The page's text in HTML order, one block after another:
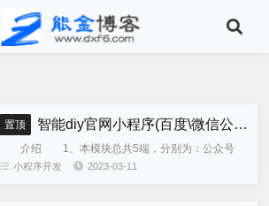
置顶 智能diy官网小程序(百度\微信公众号\微信小程序\支付宝\抖音小程序)独立版
介绍 1、本模块总共5端，分别为：公众号
h5、微信小程序、百度小程序、支付宝小程序、......
小程序开发 2023-03-11